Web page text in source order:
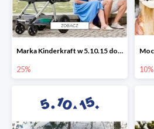
Marka Kinderkraft w 5.10.15 do -25%
25% 10%